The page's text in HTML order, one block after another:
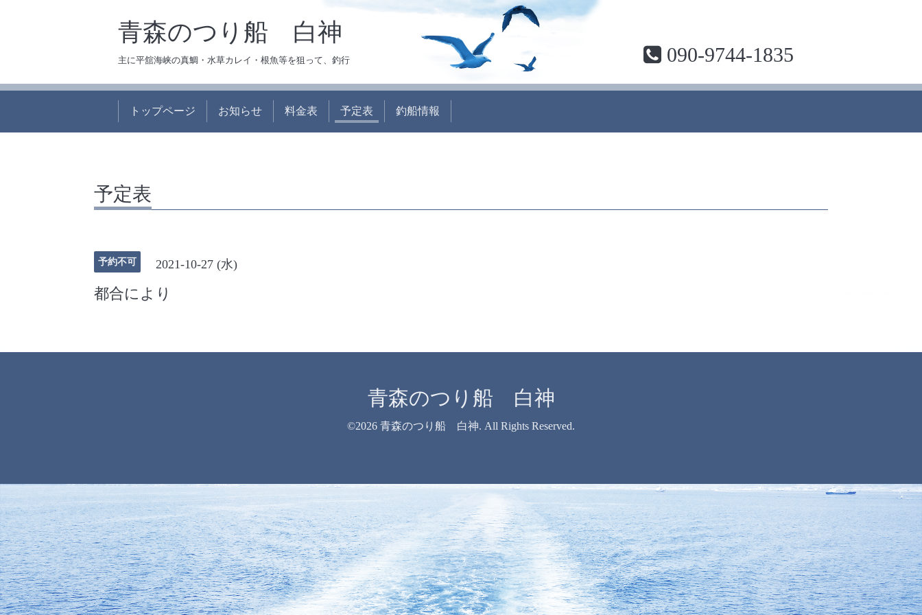
青森のつり船 白神
主に平舘海峡の真鯛・水草カレイ・根魚等を狙って、釣行 090-9744-1835
トップページ お知らせ 料金表 予定表 釣船情報
予定表
予約不可 2021-10-27 (水)
都合により
青森のつり船 白神
©2026 青森のつり船 白神. All Rights Reserved.